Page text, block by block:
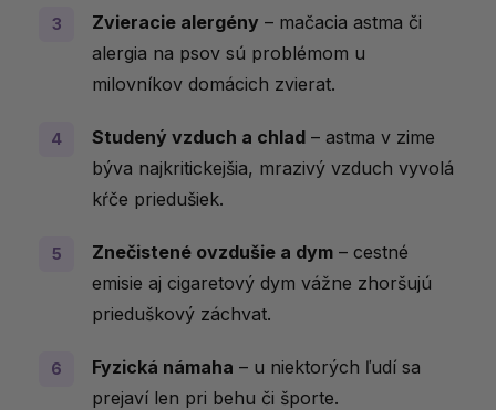
Zvieracie alergény – mačacia astma či
alergia na psov sú problémom u
milovníkov domácich zvierat.
Studený vzduch a chlad – astma v zime
býva najkritickejšia, mrazivý vzduch vyvolá
kŕče priedušiek.
Znečistené ovzdušie a dym – cestné
emisie aj cigaretový dym vážne zhoršujú
prieduškový záchvat.
Fyzická námaha – u niektorých ľudí sa
prejaví len pri behu či športe.